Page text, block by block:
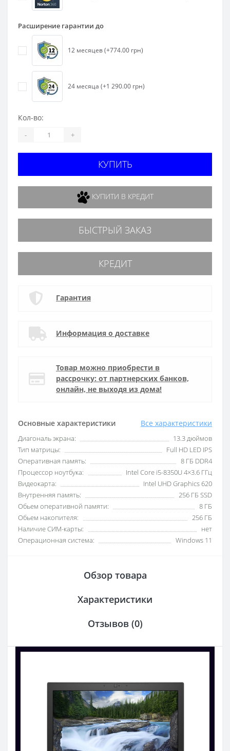
Основные характеристики Все характеристики
Диагональ экрана:
13.3 дюймов
Тип матрицы:
Full HD LED IPS
Оперативная память:
8 ГБ DDR4
Процессор ноутбука:
Intel Core i5-8350U 4×3.6 ГГц
Видеокарта:
Intel UHD Graphics 620
Внутренняя память:
256 ГБ SSD
Обьем оперативной памяти:
8 ГБ
Обьем накопителя:
256 ГБ
Наличие СИМ-карты:
нет
Операционная система:
Windows 11
Расширение гарантии до
12 месяцев (+774.00 грн)
24 месяца (+1 290.00 грн)
Кол-во:
- +
КУПИТЬ
КУПИТИ В КРЕДИТ
БЫСТРЫЙ ЗАКАЗ
КРЕДИТ
Гарантия
Информация о доставке
Товар можно приобрести в
рассрочку: от партнерских банков,
онлайн, не выходя из дома!
Обзор товара
Характеристики
Отзывов (0)